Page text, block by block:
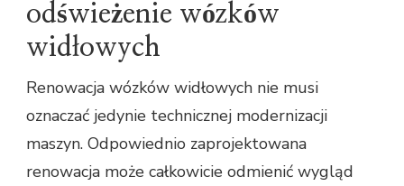
odświeżenie wózków
widłowych
Renowacja wózków widłowych nie musi
oznaczać jedynie technicznej modernizacji
maszyn. Odpowiednio zaprojektowana
renowacja może całkowicie odmienić wygląd